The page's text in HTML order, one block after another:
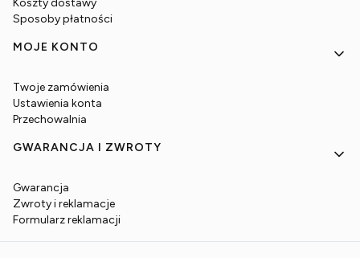
Koszty dostawy
Sposoby płatności
MOJE KONTO
Twoje zamówienia
Ustawienia konta
Przechowalnia
GWARANCJA I ZWROTY
Gwarancja
Zwroty i reklamacje
Formularz reklamacji